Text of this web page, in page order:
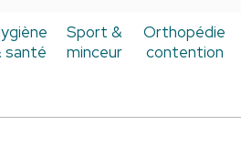
santé
Sport &
minceur
Orthopédie
contention